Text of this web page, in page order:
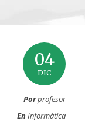
04
DIC
Porprofesor
EnInformática